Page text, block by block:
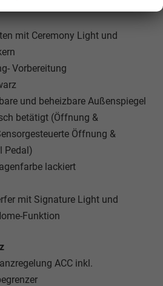
mit Ceremony Light und
Vorbereitung
und beheizbare Außenspiegel
betätigt (Öffnung &
Öffnung &
Pedal)
lackiert
mit Signature Light und
Funktion
ACC inkl.